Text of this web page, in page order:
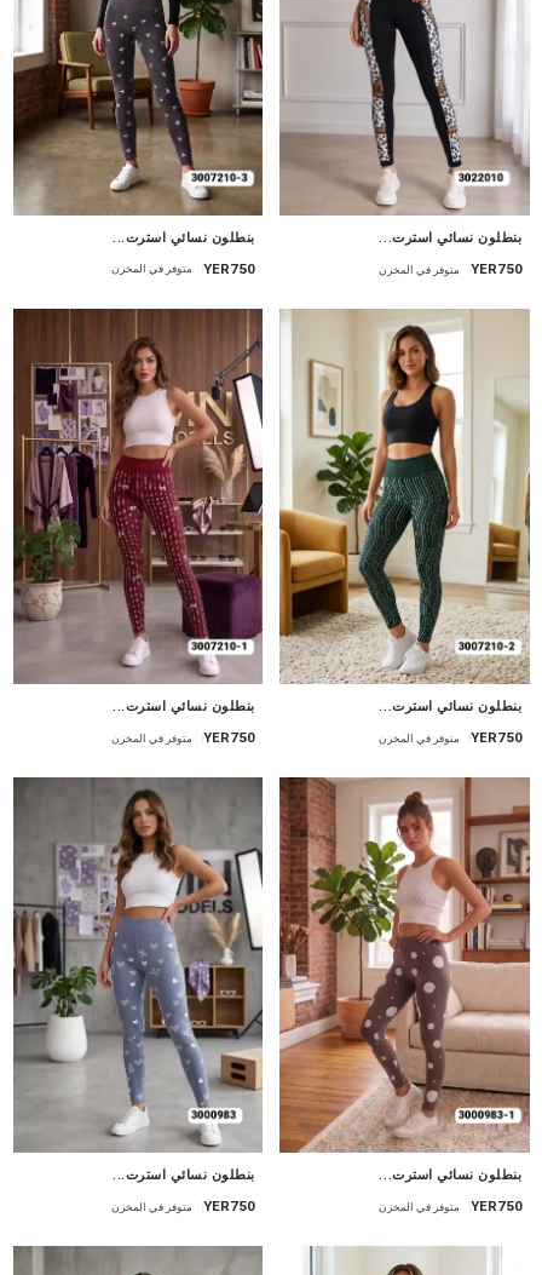
بنطلون نسائي استرت...
YER750 متوفر في المخزن
بنطلون نسائي استرت...
YER750 متوفر في المخزن
بنطلون نسائي استرت...
YER750 متوفر في المخزن
بنطلون نسائي استرت...
YER750 متوفر في المخزن
بنطلون نسائي استرت...
YER750 متوفر في المخزن
بنطلون نسائي استرت...
YER750 متوفر في المخزن